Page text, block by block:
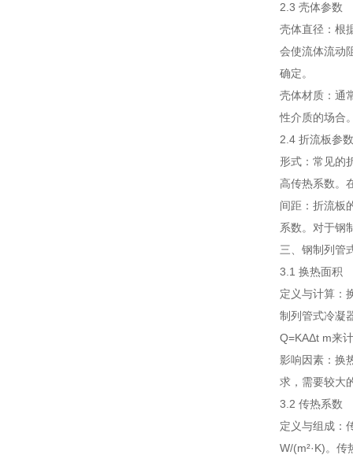
2.3 壳体参数
壳体直径：根
会使流体流动
确定。
壳体材质：通
性介质的场合
2.4 折流板参数
形式：常见的
高传热系数。
间距：折流板
系数。对于钢
三、钢制列管
3.1 换热面积
定义与计算：
制列管式冷凝
Q=KAΔt m来
影响因素：换
求，需要较大
3.2 传热系数
定义与组成：
W/(m²·K)。